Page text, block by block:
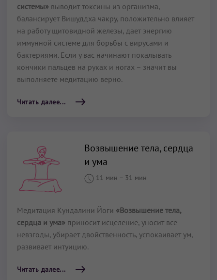
системы» выводит токсины из организма,
балансирует Вишуддха чакру, положительно влияет
на работу щитовидной железы, дает энергию
иммунной системе для борьбы с вирусами и
бактериями. Если у вас начинают покалывать
кончики пальцев на руках и ногах – значит вы
выполняете медитацию верно.
Читать далее...
Возвышение тела, сердца
и ума
11 мин – 31 мин
Медитация Кундалини Йоги «Возвышение тела,
сердца и ума» приносит исцеление, уносит все
невзгоды, убирает двойственность, успокаивает ум,
развивает интуицию.
Читать далее...